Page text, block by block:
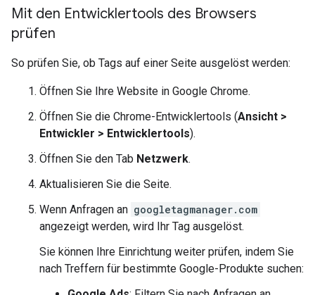
Mit den Entwicklertools des Browsers
prüfen
So prüfen Sie, ob Tags auf einer Seite ausgelöst werden:
Öffnen Sie Ihre Website in Google Chrome.
Öffnen Sie die Chrome-Entwicklertools (Ansicht >
Entwickler > Entwicklertools).
Öffnen Sie den Tab Netzwerk.
Aktualisieren Sie die Seite.
Wenn Anfragen an googletagmanager.com
angezeigt werden, wird Ihr Tag ausgelöst.
Sie können Ihre Einrichtung weiter prüfen, indem Sie
nach Treffern für bestimmte Google-Produkte suchen: